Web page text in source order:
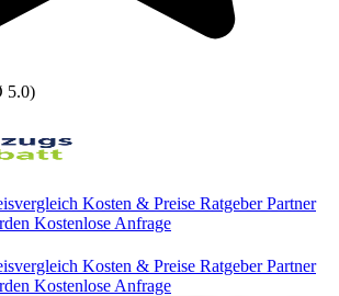
5.0)
Kosten & Preise RatgeberPartner
Kostenlose Anfrage
Kosten & Preise RatgeberPartner
Kostenlose Anfrage